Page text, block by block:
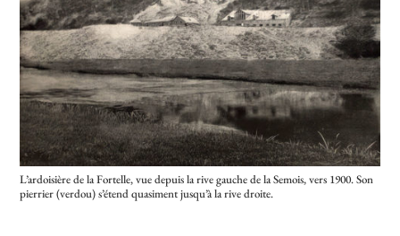
L’ardoisière de la Fortelle, vue depuis la rive gauche de la Semois, vers 1900. Son
pierrier (verdou) s’étend quasiment jusqu’à la rive droite.